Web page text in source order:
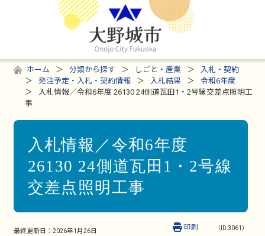
ホーム 分類から探す しごと・産業
入札・契約
発注予定・入札・契約情報
入札結果
令和6年度
入札情報／令和6年度 26130 24側道瓦田1・2号線交差点照明工
事
入札情報／令和6年度
26130 24側道瓦田1・2号線
交差点照明工事
最終更新日： 2026年1月26日 （ID:3061）
印刷